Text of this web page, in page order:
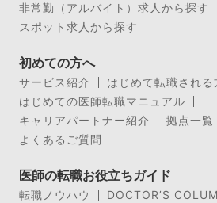
非常勤（アルバイト）求人から探す
スポット求人から探す
初めての方へ
サービス紹介
はじめて転職される
はじめての医師転職マニュアル
キャリアパートナー紹介
拠点一覧
よくあるご質問
医師の転職お役立ちガイド
転職ノウハウ
DOCTOR’S